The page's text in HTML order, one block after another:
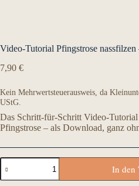
Video-Tutorial Pfingstrose
7,90 €
Kein Mehrwertsteuerausweis, da
UStG.
Das Schritt-für-Schritt Video-Tutorial
Pfingstrose – als Download, ganz
Video-
Tutorial
Pfingstrose
In den